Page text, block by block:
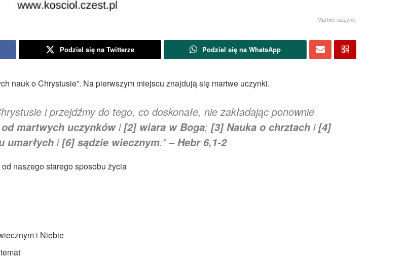
Martwe uczynki
Podziel się na Twitterze Podziel się na WhatsApp
nauk o Chrystusie”. Na pierwszym miejscu znajdują się martwe uczynki.
i przejdźmy do tego, co doskonałe, nie zakładając ponownie
martwych uczynkówi[2] wiara w Boga; [3] Nauka o chrztach i[4]
umarłych i[6] sądzie wiecznym.”– Hebr 6,1-2
naszego starego sposobu życia
i Niebie